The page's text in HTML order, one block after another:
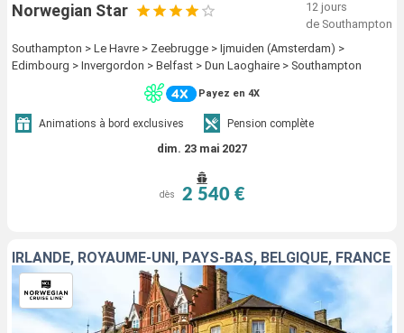
Norwegian Star
12 jours
de Southampton
Southampton > Le Havre > Zeebrugge > Ijmuiden (Amsterdam) >
Edimbourg > Invergordon > Belfast > Dun Laoghaire > Southampton
Payez en 4X
Animations à bord exclusives Pension complète
dim. 23 mai 2027
dès 2 540 €
IRLANDE, ROYAUME-UNI, PAYS-BAS, BELGIQUE, FRANCE